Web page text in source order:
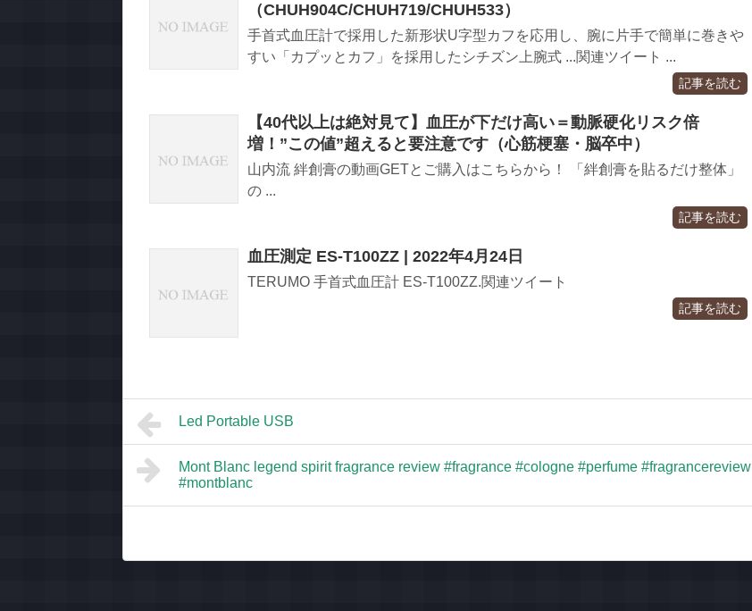
（CHUH904C/CHUH719/CHUH533）
手首式血圧計で採用した新形状U字型カフを応用し、腕に片手で簡単に巻きや
すい「カプッとカフ」を採用したシチズン上腕式 ...関連ツイート ...
記事を読む
【40代以上は絶対見て】血圧が下だけ高い＝動脈硬化リスク倍
増！”この値”超えると要注意です（心筋梗塞・脳卒中）
山内流 絆創膏の動画GETとご購入はこちらから！ 「絆創膏を貼るだけ整体」
の ...
記事を読む
血圧測定 ES-T100ZZ | 2022年4月24日
TERUMO 手首式血圧計 ES-T100ZZ.関連ツイート
記事を読む
Led Portable USB
Mont Blanc legend spirit fragrance review #fragrance #cologne #perfume #fragrancereview
#montblanc